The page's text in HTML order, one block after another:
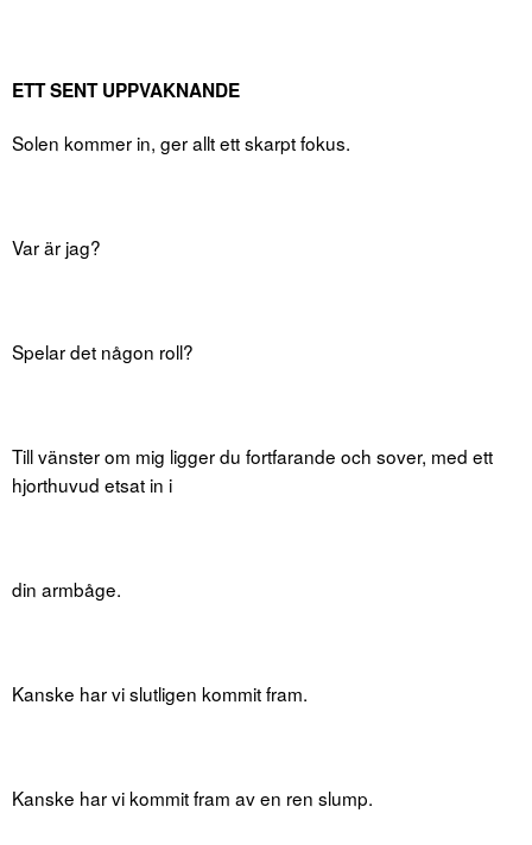
ETT SENT UPPVAKNANDE
Solen kommer in, ger allt ett skarpt fokus.
Var är jag?
Spelar det någon roll?
Till vänster om mig ligger du fortfarande och sover, med ett
hjorthuvud etsat in i
din armbåge.
Kanske har vi slutligen kommit fram.
Kanske har vi kommit fram av en ren slump.